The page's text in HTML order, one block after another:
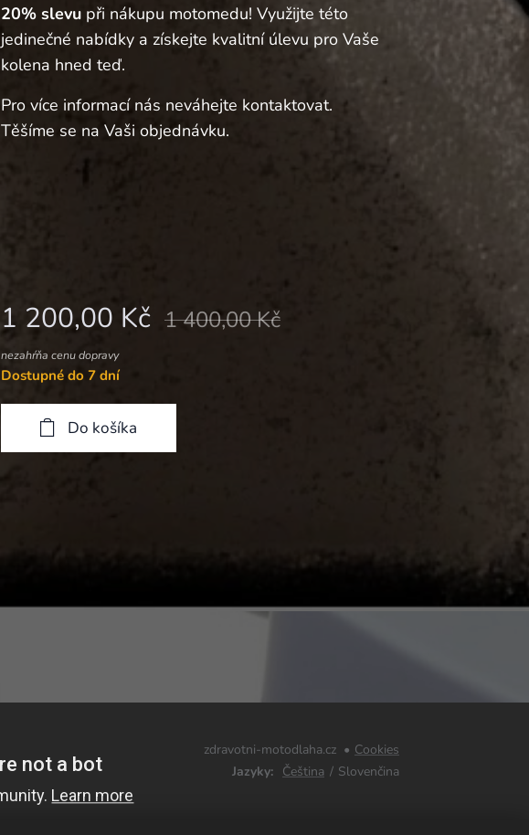
20% slevu při nákupu motomedu! Využijte této
jedinečné nabídky a získejte kvalitní úlevu pro Vaše
kolena hned teď.
Pro více informací nás neváhejte kontaktovat.
Těšíme se na Vaši objednávku.
1 200,00 Kč 1 400,00Kč
nezahŕňa cenu dopravy
Dostupné do 7 dní
Do košíka
zdravotni-motodlaha.cz
Cookies
Jazyky
Čeština Slovenčina